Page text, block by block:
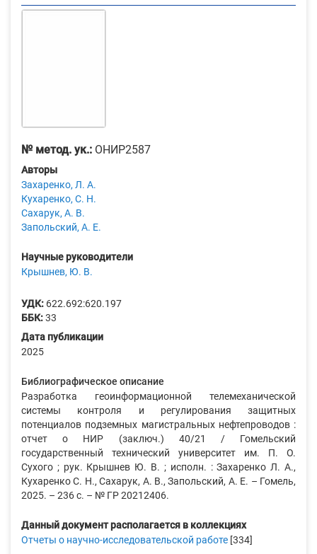
№ метод. ук.: ОНИР2587
Авторы
Захаренко, Л. А.
Кухаренко, С. Н.
Сахарук, А. В.
Запольский, А. Е.
Научные руководители
Крышнев, Ю. В.
УДК: 622.692:620.197
ББК:33
Дата публикации
2025
Библиографическое описание
Разработка геоинформационной телемеханической
системы контроля и регулирования защитных
потенциалов подземных магистральных нефтепроводов :
отчет о НИР (заключ.) 40/21 / Гомельский
государственный технический университет им. П. О.
Сухого ; рук. Крышнев Ю. В. ; исполн. : Захаренко Л. А.,
Кухаренко С. Н., Сахарук, А. В., Запольский, А. Е. – Гомель,
2025. – 236 с. – № ГР 20212406.
Данный документ располагается в коллекциях
Отчеты о научно-исследовательской работе [334]